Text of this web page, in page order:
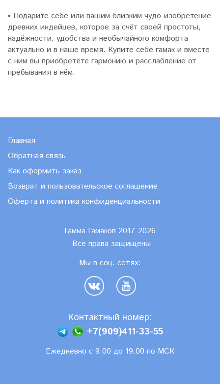
▪ Подарите себе или вашим близким чудо-изобретение
древних индейцев, которое за счёт своей простоты,
надёжности, удобства и необычайного комфорта
актуально и в наше время. Купите себе гамак и вместе
с ним вы приобретёте гармонию и расслабление от
пребывания в нём.
Главная
Обратная связь
Как оформить заказ
Возврат и пользовательское соглашение
Оферта и политика конфиденциальности
Гамма Гамаков 2017-2026
Все права защищены
Мы в соц. сетях:
Контактный номер:
+7(909)411-33-55
Ежедневно с 9:00 до 19:00 по МСК